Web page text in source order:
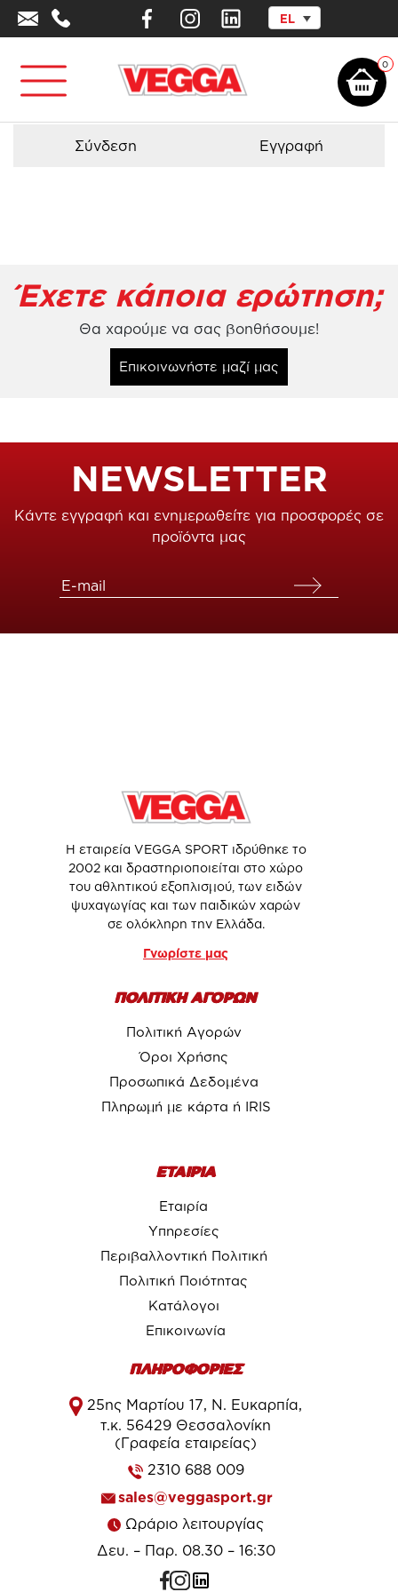
EL
0
Αρχική σελίδα Προϊόντα - Εξοπλισμός Τσουλήθρες/Τσουλήθρα
Σύνδεση Εγγραφή
Έχετε κάποια ερώτηση;
Θα χαρούμε να σας βοηθήσουμε!
Επικοινωνήστε μαζί μας
NEWSLETTER
Κάντε εγγραφή και ενημερωθείτε για προσφορές σε
προϊόντα μας
Η εταιρεία VEGGA SPORT ιδρύθηκε το
2002 και δραστηριοποιείται στο χώρο
του αθλητικού εξοπλισμού, των ειδών
ψυχαγωγίας και των παιδικών χαρών
σε ολόκληρη την Ελλάδα.
Γνωρίστε μας
ΠΟΛΙΤΙΚΗ ΑΓΟΡΩΝ
Πολιτική Αγορών
Όροι Χρήσης
Προσωπικά Δεδομένα
Πληρωμή με κάρτα ή IRIS
ΕΤΑΙΡΙΑ
Εταιρία
Υπηρεσίες
Περιβαλλοντική Πολιτική
Πολιτική Ποιότητας
Κατάλογοι
Επικοινωνία
ΠΛΗΡΟΦΟΡΙΕΣ
25ης Μαρτίου 17, Ν. Ευκαρπία,
τ.κ. 56429 Θεσσαλονίκη
(Γραφεία εταιρείας)
2310 688 009
sales@veggasport.gr
Ωράριο λειτουργίας
Δευ. – Παρ. 08.30 – 16:30